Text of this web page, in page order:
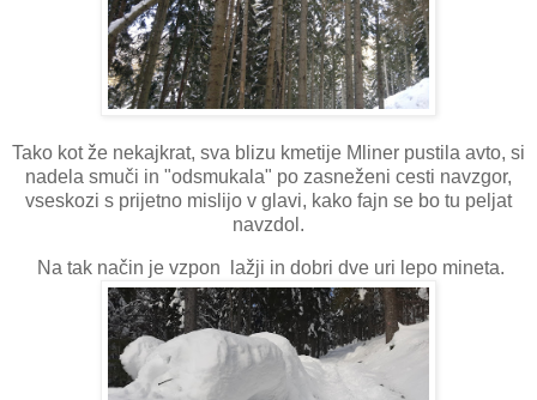
Tako kot že nekajkrat, sva blizu kmetije Mliner pustila avto, si
nadela smuči in "odsmukala" po zasneženi cesti navzgor,
vseskozi s prijetno mislijo v glavi, kako fajn se bo tu peljat
navzdol.
Na tak način je vzpon lažji in dobri dve uri lepo mineta.